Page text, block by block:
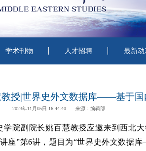
学术刊物 人才招聘 最新动
教授|世界史外文数据库——基于
2023年11月05日 16:44:40 来源：编辑部
学院副院长姚百慧教授应邀来到西北
座”第6讲，题目为“世界史外文数据